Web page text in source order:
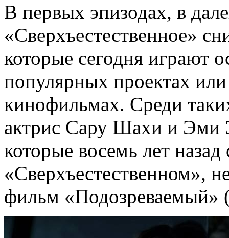
В первых эпизодах, в
«Сверхъестественное»
которые сегодня играют
популярных проектах
кинофильмах. Среди
актрис Сару Шахи и Эми
которые восемь лет назад
«Сверхъестественном»,
фильм «Подозреваемый»